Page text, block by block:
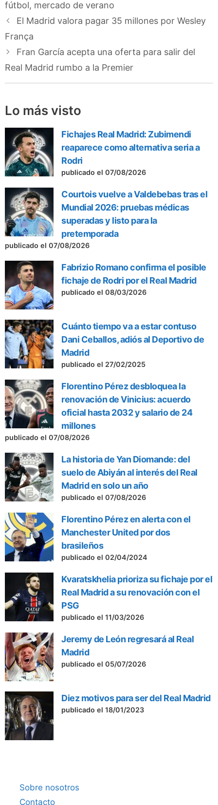
fútbol, mercado de verano
El Madrid valora pagar 35 millones por Wesley
França
Fran García acepta una oferta para salir del
Real Madrid rumbo a la Premier
Lo más visto
Fichajes Real Madrid: Zubimendi
reaparece como alternativa seria a
Rodri
publicado el 07/08/2026
Courtois vuelve a Valdebebas tras el
Mundial 2026: pruebas médicas
superadas y listo para la
pretemporada
publicado el 07/08/2026
Fabrizio Romano confirma el posible
fichaje de Rodri por el Real Madrid
publicado el 08/03/2026
Cuánto tiempo va a estar contuso
Dani Ceballos, adiós al Deportivo de
Madrid
publicado el 27/02/2025
Florentino Pérez desbloquea la
renovación de Vinicius: acuerdo
oficial hasta 2032 y salario de 24
millones
publicado el 07/08/2026
La historia de Yan Diomande: del
suelo de Abiyán al interés del Real
Madrid en solo un año
publicado el 07/08/2026
Florentino Pérez en alerta con el
Manchester United por dos
brasileños
publicado el 02/04/2024
Kvaratskhelia prioriza su fichaje por el
Real Madrid a su renovación con el
PSG
publicado el 11/03/2026
Jeremy de León regresará al Real
Madrid
publicado el 05/07/2026
Diez motivos para ser del Real Madrid
publicado el 18/01/2023
Sobre nosotros
Contacto